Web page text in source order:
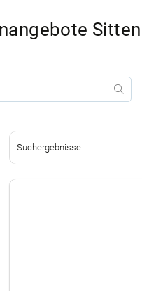
Sitten
Suchergebnisse